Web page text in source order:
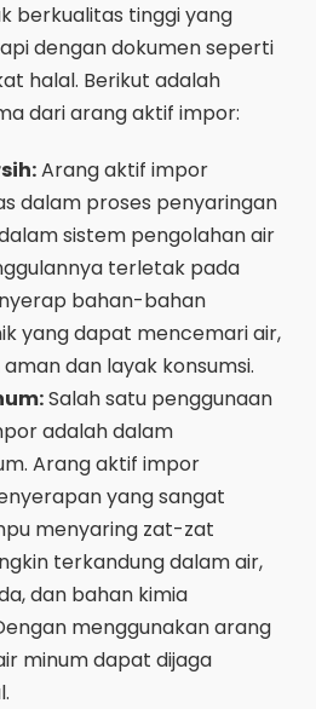
berkualitas tinggi yang
dengan dokumen seperti
halal. Berikut adalah
dari arang aktif impor:
Arang aktif impor
dalam proses penyaringan
sistem pengolahan air
terletak pada
bahan-bahan
yang dapat mencemari air,
dan layak konsumsi.
Salah satu penggunaan
adalah dalam
Arang aktif impor
yang sangat
menyaring zat-zat
terkandung dalam air,
dan bahan kimia
menggunakan arang
minum dapat dijaga